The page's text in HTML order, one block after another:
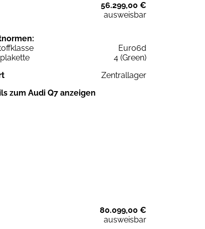
56.299,00 €
ausweisbar
Euro6d
4 (Green)
Zentrallager
zum Audi Q7 anzeigen
80.099,00 €
ausweisbar